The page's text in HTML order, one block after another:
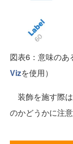
図表6：意味のあ
Vizを使用）
装飾を施す際
のかどうかに注